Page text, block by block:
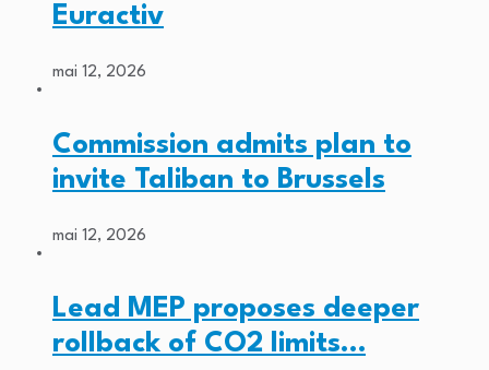
Euractiv
mai 12, 2026
Commission admits plan to
invite Taliban to Brussels
mai 12, 2026
Lead MEP proposes deeper
rollback of CO2 limits…